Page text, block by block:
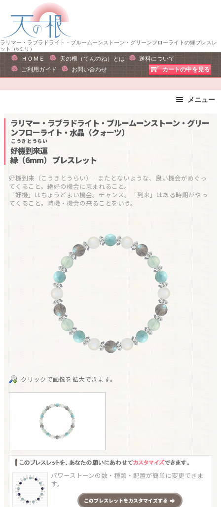
ー
シ
ン
へ
キ
ン
ツ
ス
キ
プ
ラリマー・ラブラドライト・ブルームーンストーン・グリーンフローライトの縁ブレスレ
ット（6ミリ）
ＨＯＭＥ 天の根（てんのね）とは
送料について
ご利用ガイド
お問い合わせ カートの中を見る
メニュー
ピアス・イヤリング
ネックレス
リング
誕生石で選ぶ
干支石で選ぶ
星座石で選ぶ
石の名前で選ぶ
パワーストーン一覧
ラリマー・ラブラドライト・ブルームーンストーン・グリー
ンフローライト・水晶（クォーツ）
好機到来運
こうきとうらい
縁（6mm） ブレスレット
好機到来（こうきとうらい）…またとないような、良い機会がめぐっ
てくること。絶好の機会に恵まれること。
「好機」はちょうどよい機会。チャンス。「到来」はある時期がやっ
てくること。時機・機会の来ることをいう。
クリックで画像を拡大できます。
パワーストーンの数・種類・配置が簡単に変更できま
す。
このブレスレットをカスタマイズする